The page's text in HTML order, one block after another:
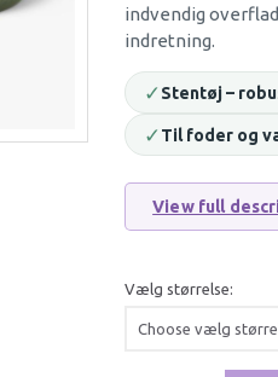
indvendig
indretning.
✓Stentøj –
✓Til foder og
View full
Vælg størrelse: